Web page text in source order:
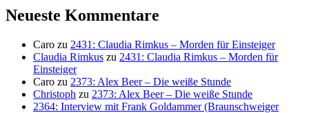
Neueste Kommentare
Caro zu 2431: Claudia Rimkus – Morden für Einsteiger
Claudia Rimkus zu 2431: Claudia Rimkus – Morden für
Einsteiger
Caro zu 2373: Alex Beer – Die weiße Stunde
Christoph zu 2373: Alex Beer – Die weiße Stunde
2364: Interview mit Frank Goldammer (Braunschweiger